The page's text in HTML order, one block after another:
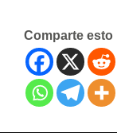
Comparte esto